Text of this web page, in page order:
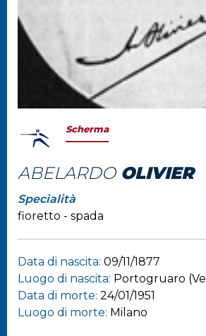
Scherma
ABELARDO OLIVIER
Specialità
fioretto - spada
Data di nascita: 09/11/1877
Luogo di nascita: Portogruaro
Data di morte: 24/01/1951
Luogo di morte: Milano